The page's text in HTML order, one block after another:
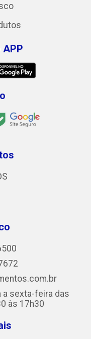
APP
a sexta-feira das
às 17h30